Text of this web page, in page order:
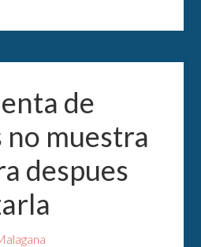
de
muestra
despues